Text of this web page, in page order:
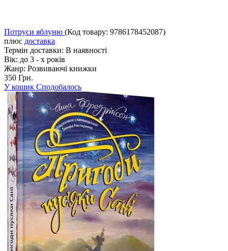
Потруси яблуню (Код товару: 9786178452087)
плюс доставка
Термін доставки: В наявності
Вік: до 3 - х років
Жанр: Розвиваючі книжки
350 Грн.
У кошик Сподобалось